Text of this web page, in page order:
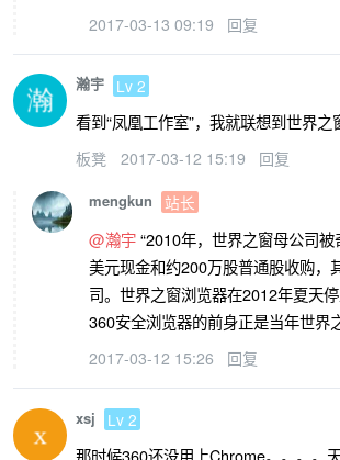
2017-03-13 09:19 回复
瀚宇 Lv 2
看到“凤凰工作室”，我就联想到世界之
板凳 2017-03-12 15:19 回复
mengkun 站长
@瀚宇 “2010年，世界之窗母公司
美元现金和约200万股普通股收购，
司。世界之窗浏览器在2012年夏天
360安全浏览器的前身正是当年世界
2017-03-12 15:26 回复
xsj Lv 2
那时候360还没用上Chrome。。。。